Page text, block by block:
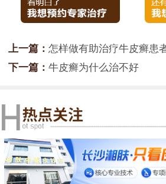
上一篇： 怎样做有助治疗牛皮癣患
下一篇： 牛皮癣为什么治不好